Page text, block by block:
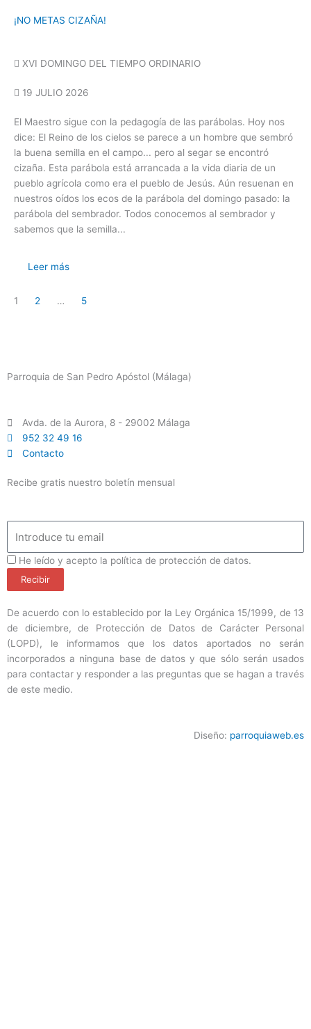
¡NO METAS CIZAÑA!
XVI DOMINGO DEL TIEMPO ORDINARIO
19 JULIO 2026
El Maestro sigue con la pedagogía de las parábolas. Hoy nos
dice: El Reino de los cielos se parece a un hombre que sembró
la buena semilla en el campo... pero al segar se encontró
cizaña. Esta parábola está arrancada a la vida diaria de un
pueblo agrícola como era el pueblo de Jesús. Aún resuenan en
nuestros oídos los ecos de la parábola del domingo pasado: la
parábola del sembrador. Todos conocemos al sembrador y
sabemos que la semilla...
Leer más
1 2 … 5
Parroquia de San Pedro Apóstol (Málaga)
Avda. de la Aurora, 8 - 29002 Málaga
952 32 49 16
Contacto
Recibe gratis nuestro boletín mensual
ProteccionDatos
He leído y acepto la política de protección de datos.
Recibir
De acuerdo con lo establecido por la Ley Orgánica 15/1999, de 13
de diciembre, de Protección de Datos de Carácter Personal
(LOPD), le informamos que los datos aportados no serán
incorporados a ninguna base de datos y que sólo serán usados
para contactar y responder a las preguntas que se hagan a través
de este medio.
Diseño: parroquiaweb.es